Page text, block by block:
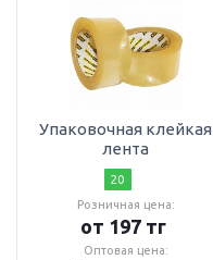
Упаковочная клейкая
лента
20
Розничная цена:
от 197 тг
Оптовая цена: